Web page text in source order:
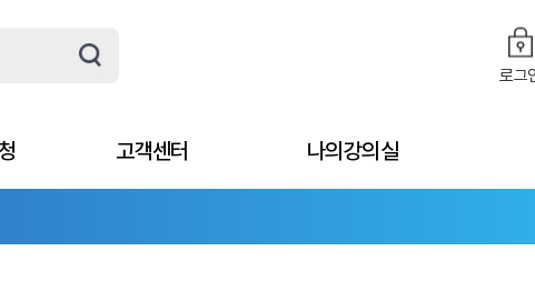
로그
고객센터 나의강의실